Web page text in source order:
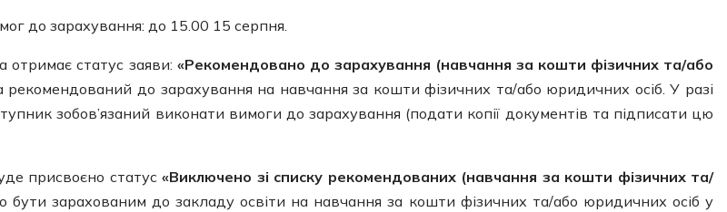
до зарахування: до 15.00 15 серпня.
отримає статус заяви: «Рекомендовано до зарахування (навчання за кошти фізичних та/або
до зарахування на навчання за кошти фізичних та/або юридичних осіб. У разі
зобов’язаний виконати вимоги до зарахування (подати копії документів та підписати цю
присвоєно статус«Виключено зі списку рекомендованих (навчання за кошти фізичних та/
зарахованим до закладу освіти на навчання за кошти фізичних та/або юридичних осіб у